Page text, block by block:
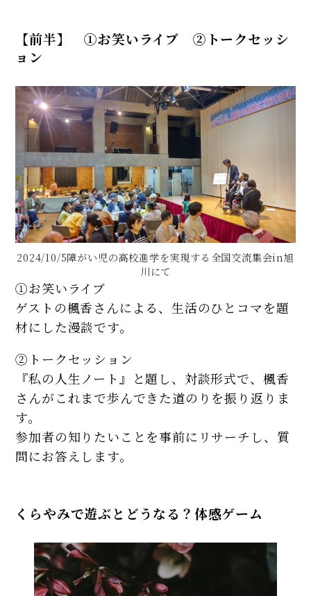
【前半】 ①お笑いライブ ②トークセッシ
ョン
2024/10/5障がい児の高校進学を実現する全国交流集会in旭
川にて
①お笑いライブ
ゲストの楓香さんによる、生活のひとコマを題
材にした漫談です。
②トークセッション
『私の人生ノート』と題し、対談形式で、楓香
さんがこれまで歩んできた道のりを振り返りま
す。
参加者の知りたいことを事前にリサーチし、質
問にお答えします。
くらやみで遊ぶとどうなる？体感ゲーム